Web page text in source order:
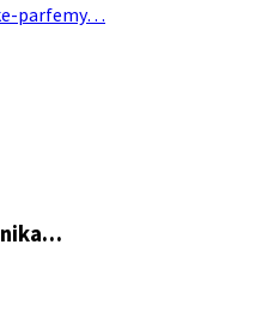
parfemy…